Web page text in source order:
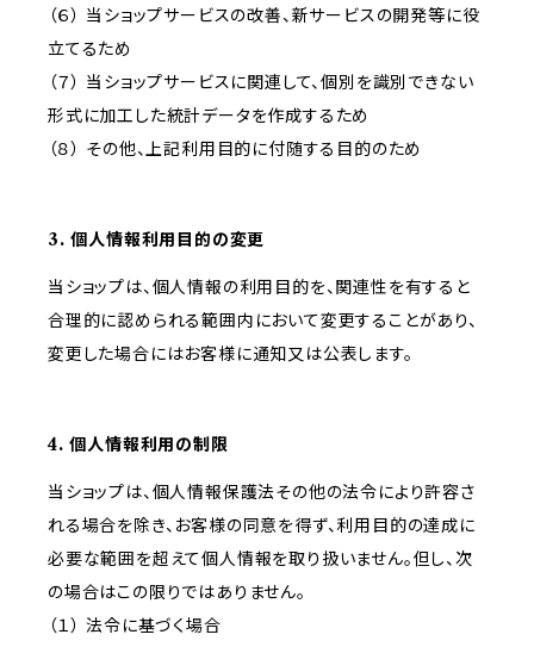
（６） 当ショップサービスの改善、新サービスの開発等に役
立てるため
（７） 当ショップサービスに関連して、個別を識別できない
形式に加工した統計データを作成するため
（８） その他、上記利用目的に付随する目的のため
3. 個人情報利用目的の変更
当ショップは、個人情報の利用目的を、関連性を有すると
合理的に認められる範囲内において変更することがあり、
変更した場合にはお客様に通知又は公表します。
4. 個人情報利用の制限
当ショップは、個人情報保護法その他の法令により許容さ
れる場合を除き、お客様の同意を得ず、利用目的の達成に
必要な範囲を超えて個人情報を取り扱いません。但し、次
の場合はこの限りではありません。
（１） 法令に基づく場合